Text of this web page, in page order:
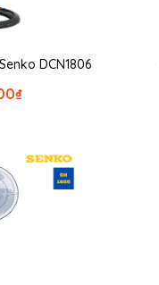
DCN1806
₫